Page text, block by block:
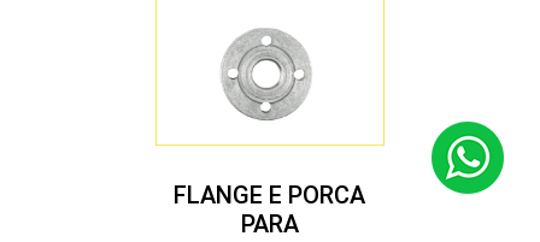
FLANGE E PORCA
PARA